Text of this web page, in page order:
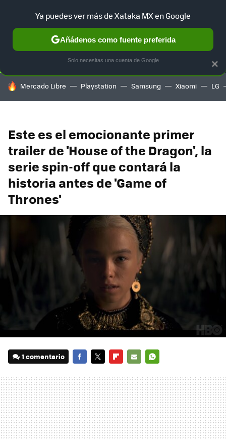
SELECCIÓN GAMING HOME AUTO TERRITORIO
HOY SE HABLA DE
Mercado Libre Playstation Samsung Xiaomi LG
Este es el emocionante primer
trailer de 'House of the Dragon', la
serie spin-off que contará la
historia antes de 'Game of
Thrones'
1 comentario
MAIL
×
Ya puedes ver más de Xataka MX en Google
Añádenos como fuente preferida
Solo necesitas una cuenta de Google